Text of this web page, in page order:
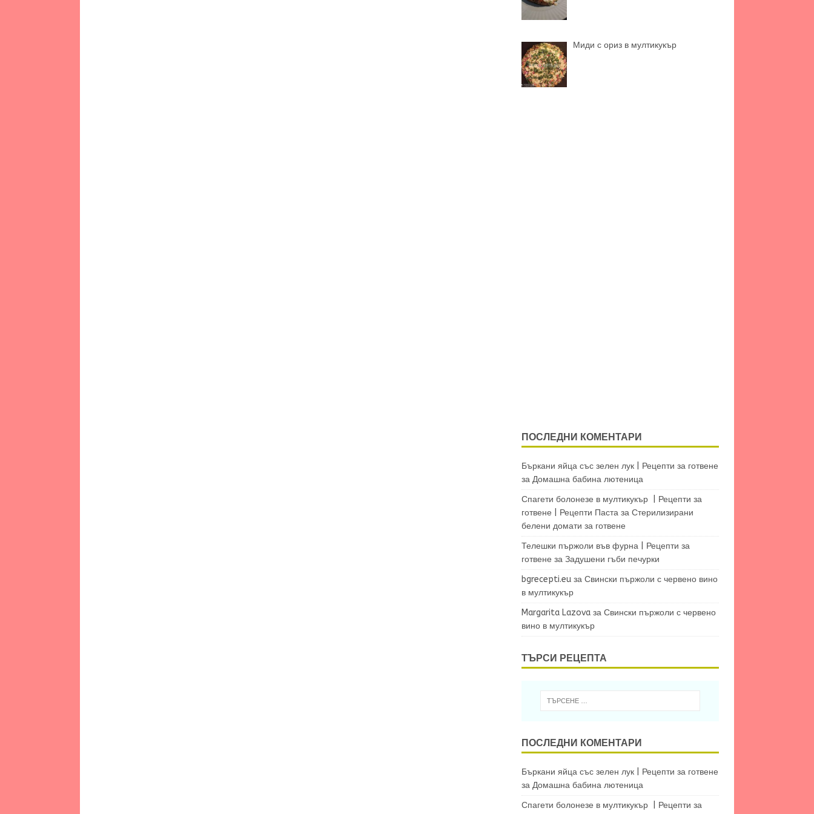
Миди с ориз в мултикукър
ПОСЛЕДНИ КОМЕНТАРИ
Бъркани яйца със зелен лук | Рецепти за готвене
за Домашна бабина лютеница
Спагети болонезе в мултикукър | Рецепти за
готвене | Рецепти Пастаза Стерилизирани
белени домати за готвене
Телешки пържоли във фурна | Рецепти за
готвене за Задушени гъби печурки
bgrecepti.euза Свински пържоли с червено вино
в мултикукър
Margarita Lazovaза Свински пържоли с червено
вино в мултикукър
ТЪРСИ РЕЦЕПТА
ПОСЛЕДНИ КОМЕНТАРИ
Бъркани яйца със зелен лук | Рецепти за готвене
за Домашна бабина лютеница
Спагети болонезе в мултикукър | Рецепти за